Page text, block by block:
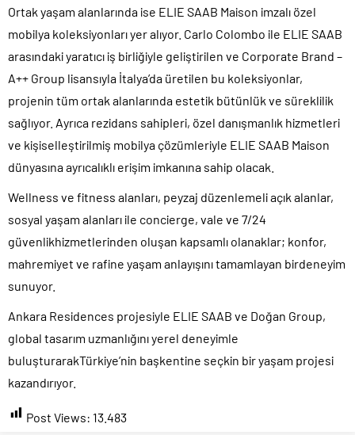
Ortak yaşam alanlarında ise ELIE SAAB Maison imzalı özel
mobilya koleksiyonları yer alıyor. Carlo Colombo ile ELIE SAAB
arasındaki yaratıcı iş birliğiyle geliştirilen ve Corporate Brand –
A++ Group lisansıyla İtalya’da üretilen bu koleksiyonlar,
projenin tüm ortak alanlarında estetik bütünlük ve süreklilik
sağlıyor. Ayrıca rezidans sahipleri, özel danışmanlık hizmetleri
ve kişiselleştirilmiş mobilya çözümleriyle ELIE SAAB Maison
dünyasına ayrıcalıklı erişim imkanına sahip olacak.
Wellness ve fitness alanları, peyzaj düzenlemeli açık alanlar,
sosyal yaşam alanları ile concierge, vale ve 7/24
güvenlikhizmetlerinden oluşan kapsamlı olanaklar; konfor,
mahremiyet ve rafine yaşam anlayışını tamamlayan birdeneyim
sunuyor.
Ankara Residences projesiyle ELIE SAAB ve Doğan Group,
global tasarım uzmanlığını yerel deneyimle
buluşturarakTürkiye’nin başkentine seçkin bir yaşam projesi
kazandırıyor.
Post Views: 13.483